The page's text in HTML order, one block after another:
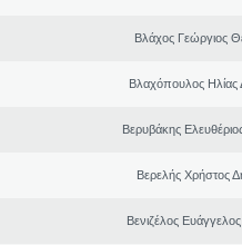
Βλάχος Γεώργιος
Βλαχόπουλος Ηλίας
Βερυβάκης
Βερελής Χρήστος
Βενιζέλος